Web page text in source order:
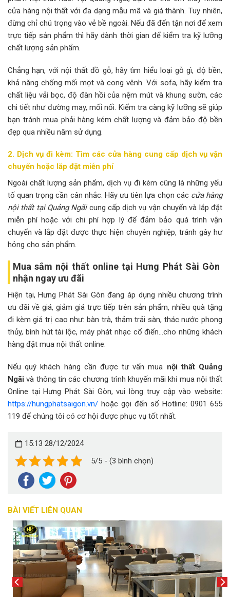
cửa hàng nội thất với đa dạng mẫu mã và giá thành. Tuy nhiên,
đừng chỉ chú trọng vào vẻ bề ngoài. Nếu đã đến tận nơi để xem
trực tiếp sản phẩm thì hãy dành thời gian để kiểm tra kỹ lưỡng
chất lượng sản phẩm.
Chẳng hạn, với nội thất đồ gỗ, hãy tìm hiểu loại gỗ gì, độ bền,
khả năng chống mối mọt và cong vênh. Với sofa, hãy kiểm tra
chất liệu vải bọc, độ đàn hồi của nệm mút và khung sườn, các
chi tiết như đường may, mối nối. Kiểm tra càng kỹ lưỡng sẽ giúp
bạn tránh mua phải hàng kém chất lượng và đảm bảo độ bền
đẹp qua nhiều năm sử dụng.
2. Dịch vụ đi kèm: Tìm các cửa hàng cung cấp dịch vụ vận
chuyển hoặc lắp đặt miễn phí
Ngoài chất lượng sản phẩm, dịch vụ đi kèm cũng là những yếu
tố quan trọng cần cân nhắc. Hãy ưu tiên lựa chọn các cửa hàng
nội thất tại Quảng Ngãicung cấp dịch vụ vận chuyển và lắp đặt
miễn phí hoặc với chi phí hợp lý để đảm bảo quá trình vận
chuyển và lắp đặt được thực hiện chuyên nghiệp, tránh gây hư
hỏng cho sản phẩm.
Mua sắm nội thất online tại Hưng Phát Sài Gòn
nhận ngay ưu đãi
Hiện tại, Hưng Phát Sài Gòn đang áp dụng nhiều chương trình
ưu đãi về giá, giảm giá trực tiếp trên sản phẩm, nhiều quà tặng
đi kèm giá trị cao như: bàn trà, thảm trải sàn, thác nước phong
thủy, bình hút tài lộc, máy phát nhạc cổ điển…cho những khách
hàng đặt mua nội thất online.
Nếu quý khách hàng cần được tư vấn mua nội thất Quảng
Ngãi và thông tin các chương trình khuyến mãi khi mua nội thất
Online tại Hưng Phát Sài Gòn, vui lòng truy cập vào website:
https://hungphatsaigon.vn/ hoặc gọi đến số Hotline: 0901 655
119 để chúng tôi có cơ hội được phục vụ tốt nhất.
15:13 28/12/2024
5/5 - (3 bình chọn)
BÀI VIẾT LIÊN QUAN